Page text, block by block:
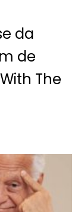
da
de
The